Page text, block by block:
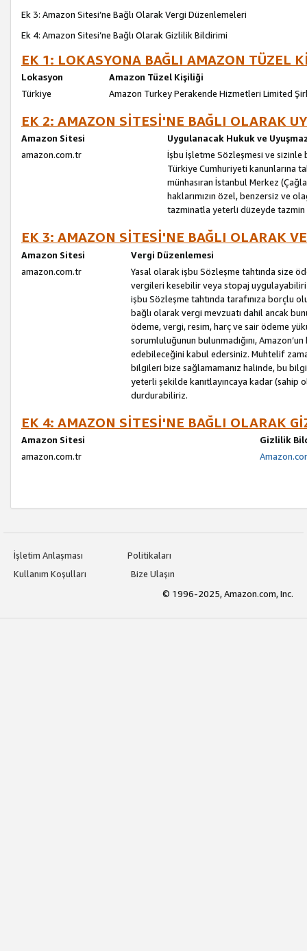
Ek 3: Amazon Sitesi’ne Bağlı Olarak Vergi Düzenlemeleri
Ek 4: Amazon Sitesi’ne Bağlı Olarak Gizlilik Bildirimi
EK 1: LOKASYONA BAĞLI AMAZON TÜZEL
Lokasyon
Amazon Tüzel Kişiliği
Türkiye
Amazon Turkey Perakende Hizmetleri Limited
EK 2: AMAZON SİTESİ'NE BAĞLI OLARAK
Amazon Sitesi
Uygulanacak Hukuk ve
amazon.com.tr
İşbu İşletme Sözleşmesi ve sizinle
Türkiye Cumhuriyeti kanunlarına
münhasıran İstanbul Merkez
haklarımızın özel, benzersiz ve
tazminatla yeterli düzeyde
EK 3: AMAZON SİTESİ'NE BAĞLI OLARAK
Amazon Sitesi
Vergi Düzenlemesi
amazon.com.tr
Yasal olarak işbu Sözleşme tahtında size
vergileri kesebilir veya stopaj
işbu Sözleşme tahtında tarafınıza borçlu
bağlı olarak vergi mevzuatı dahil ancak
ödeme, vergi, resim, harç ve sair ödeme
sorumluluğunun bulunmadığını,
edebileceğini kabul edersiniz. Muhtelif
bilgileri bize sağlamamanız halinde, bu
yeterli şekilde kanıtlayıncaya kadar
durdurabiliriz.
EK 4: AMAZON SİTESİ'NE BAĞLI OLARAK
Amazon Sitesi
Gizlilik
amazon.com.tr
İşletim Anlaşması
Politikaları
Kullanım Koşulları
Bize Ulaşın
© 1996-2025, Amazon.com, Inc.